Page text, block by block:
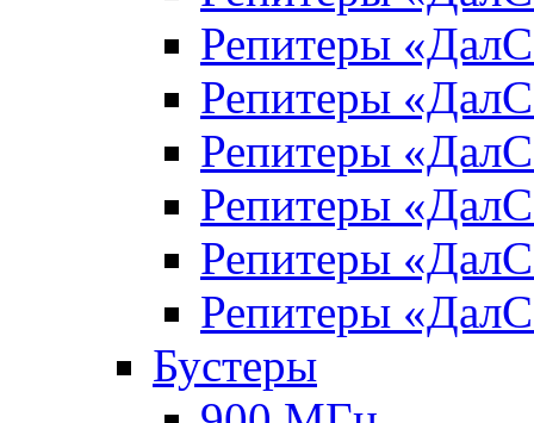
Репитеры
Репитеры
Репитеры
Репитеры
Репитеры
Репитеры
Бустеры